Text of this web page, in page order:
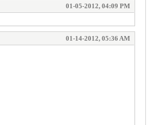
01-05-2012, 04:09 PM
01-14-2012, 05:36 AM